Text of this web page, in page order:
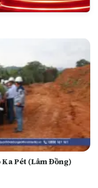
Ka Pét (Lâm Đồng)